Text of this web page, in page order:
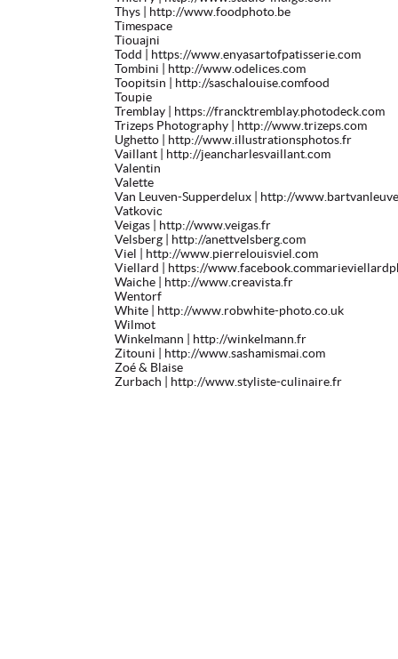
Thys | http://www.foodphoto.be
Timespace
Tiouajni
Todd | https://www.enyasartofpatisserie.com
Tombini | http://www.odelices.com
Toopitsin | http://saschalouise.comfood
Toupie
Tremblay | https://francktremblay.photodeck.com
Trizeps Photography | http://www.trizeps.com
Ughetto | http://www.illustrationsphotos.fr
Vaillant | http://jeancharlesvaillant.com
Valentin
Valette
Van Leuven-Supperdelux | http://
Vatkovic
Veigas | http://www.veigas.fr
Velsberg | http://anettvelsberg.com
Viel | http://www.pierrelouisviel.com
Viellard | https://
Waiche | http://www.creavista.fr
Wentorf
White | http://www.robwhite-photo.co.uk
Wilmot
Winkelmann | http://winkelmann.fr
Zitouni | http://www.sashamismai.com
Zoé & Blaise
Zurbach | http://www.styliste-culinaire.fr